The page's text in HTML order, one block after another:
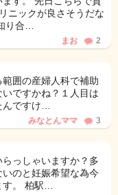
ニックが良さそうだな
り合…
まお 2
囲の産婦人科で補助
ですかね？１人目は
ですけ…
みなとんママ 3
っしゃいますか？多
のと妊娠希望な為今
。 柏駅…